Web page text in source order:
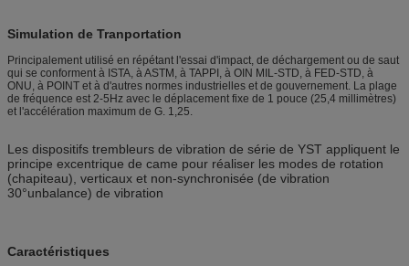
Simulation de Tranportation
Principalement utilisé en répétant l'essai d'impact, de déchargement ou de saut
qui se conforment à ISTA, à ASTM, à TAPPI, à OIN MIL-STD, à FED-STD, à
ONU, à POINT et à d'autres normes industrielles et de gouvernement. La plage
de fréquence est 2-5Hz avec le déplacement fixe de 1 pouce (25,4 millimètres)
et l'accélération maximum de G. 1,25.
Les dispositifs trembleurs de vibration de série de YST appliquent le
principe excentrique de came pour réaliser les modes de rotation
(chapiteau), verticaux et non-synchronisée (de vibration
30°unbalance) de vibration
Caractéristiques